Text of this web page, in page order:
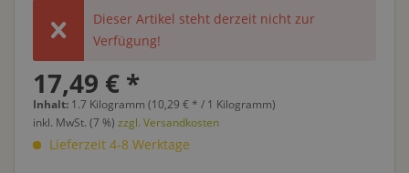
Dieser Artikel steht derzeit nicht zur
Verfügung!
17,49 € *
Inhalt: 1.7 Kilogramm (10,29 € * / 1 Kilogramm)
inkl. MwSt. (7 %) zzgl. Versandkosten
Lieferzeit 4-8 Werktage